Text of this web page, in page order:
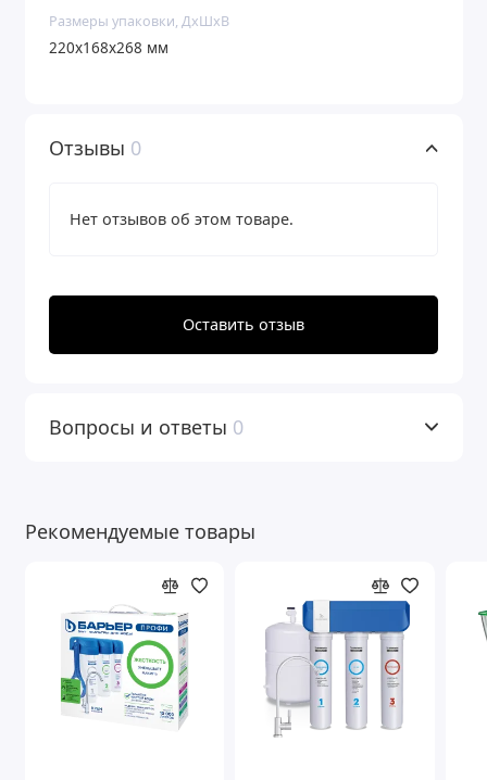
Размеры упаковки, ДхШхВ
220x168x268 мм
Отзывы 0
Нет отзывов об этом товаре.
Оставить отзыв
Вопросы и ответы 0
Рекомендуемые товары